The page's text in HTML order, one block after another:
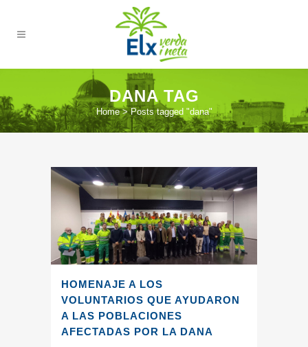
DANA TAG
Home>Posts tagged "dana"
HOMENAJE A LOS
VOLUNTARIOS QUE AYUDARON
A LAS POBLACIONES
AFECTADAS POR LA DANA